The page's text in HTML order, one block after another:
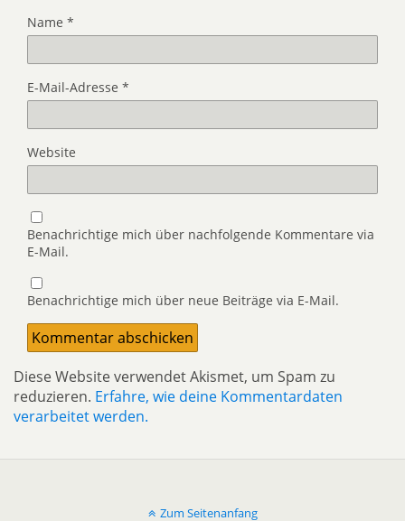
Name *
E-Mail-Adresse *
Website
Benachrichtige mich über nachfolgende Kommentare via
E-Mail.
Benachrichtige mich über neue Beiträge via E-Mail.
Diese Website verwendet Akismet, um Spam zu
reduzieren. Erfahre, wie deine Kommentardaten
verarbeitet werden.
Zum Seitenanfang